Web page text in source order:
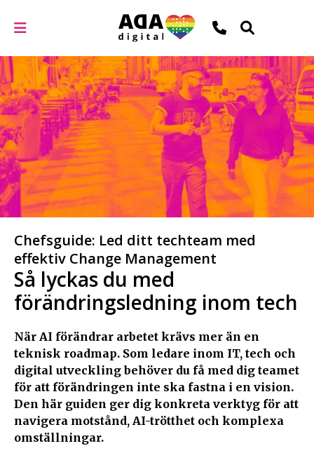
Chefsguide: Led ditt techteam med
effektiv Change Management
Så lyckas du med
förändringsledning inom tech
När AI förändrar arbetet krävs mer än en
teknisk roadmap. Som ledare inom IT, tech och
digital utveckling behöver du få med dig teamet
för att förändringen inte ska fastna i en vision.
Den här guiden ger dig konkreta verktyg för att
navigera motstånd, AI-trötthet och komplexa
omställningar.